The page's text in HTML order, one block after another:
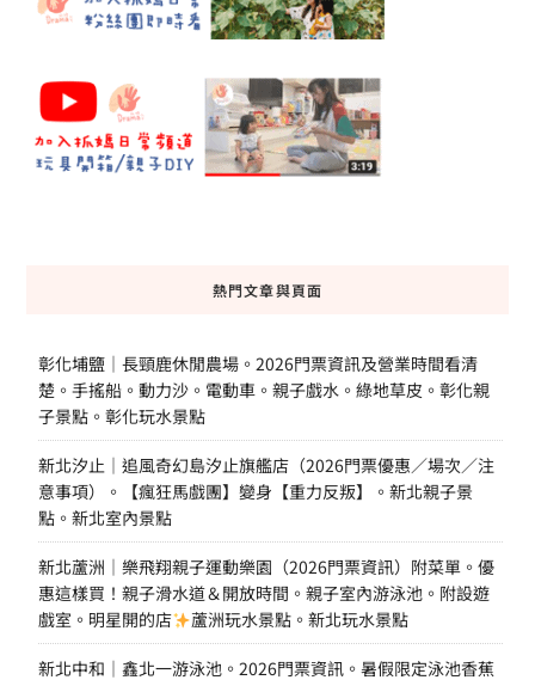
熱門文章與頁面
彰化埔鹽｜長頸鹿休閒農場。2026門票資訊及營業時間看清
楚。手搖船。動力沙。電動車。親子戲水。綠地草皮。彰化親
子景點。彰化玩水景點
新北汐止｜追風奇幻島汐止旗艦店（2026門票優惠／場次／注
意事項）。【瘋狂馬戲團】變身【重力反叛】。新北親子景
點。新北室內景點
新北蘆洲｜樂飛翔親子運動樂園（2026門票資訊）附菜單。優
惠這樣買！親子滑水道＆開放時間。親子室內游泳池。附設遊
戲室。明星開的店
蘆洲玩水景點。新北玩水景點
新北中和｜鑫北一游泳池。2026門票資訊。暑假限定泳池香蕉